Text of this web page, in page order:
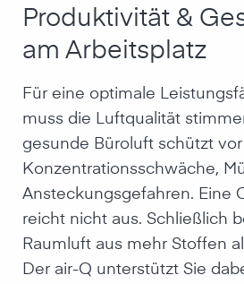
Produktivität &
am Arbeitsplatz
Für eine optimale
muss die Luftqualität
gesunde Büroluft schützt vor
Konzentrationsschwäche,
Ansteckungsgefahren. Eine
reicht nicht aus. Schließlich
Raumluft aus mehr Stoffen
Der air-Q unterstützt Sie